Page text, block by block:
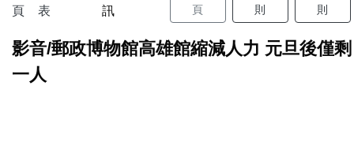
頁
表
訊
頁
則
則
影音/郵政博物館高雄館縮減人力 元旦後僅剩
一人